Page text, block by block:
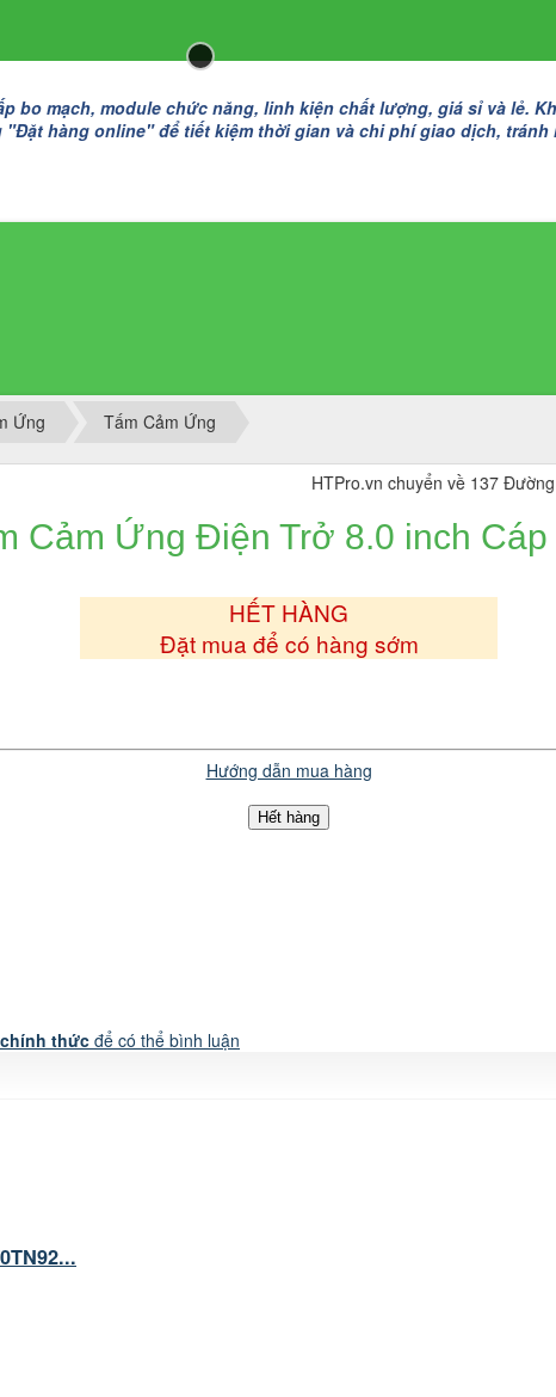
bo mạch, module chức năng, linh kiện chất lượng, giá sỉ và lẻ.
hàng online" để tiết kiệm thời gian và chi phí giao dịch, tránh
Ứng Tấm Cảm Ứng
HTPro.vn chuyển về 137 Đường Đông
Cảm Ứng Điện Trở 8.0 inch Cáp
HẾT HÀNG
Đặt mua để có hàng sớm
Hướng dẫn mua hàng
Hết hàng
thức để có thể bình luận